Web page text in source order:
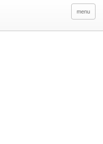
menu